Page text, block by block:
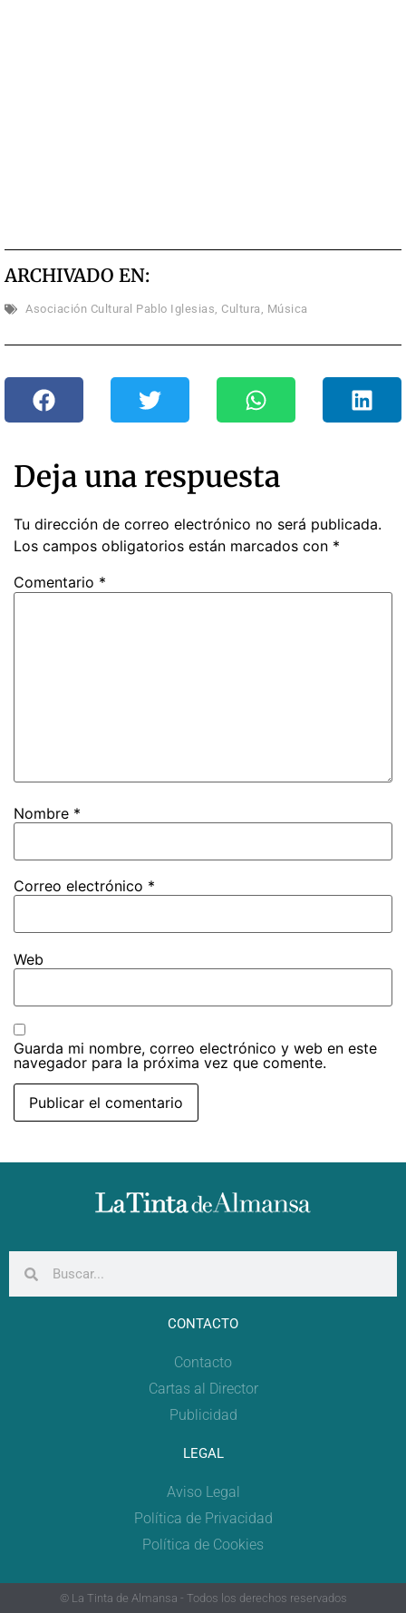
ARCHIVADO EN:
Asociación Cultural Pablo Iglesias, Cultura , Música
Deja una respuesta
Tu dirección de correo electrónico no será publicada.
Los campos obligatorios están marcados con *
Comentario *
Nombre *
Correo electrónico *
Web
Guarda mi nombre, correo electrónico y web en este
navegador para la próxima vez que comente.
CONTACTO
Contacto
Cartas al Director
Publicidad
LEGAL
Aviso Legal
Política de Privacidad
Política de Cookies
© La Tinta de Almansa - Todos los derechos reservados